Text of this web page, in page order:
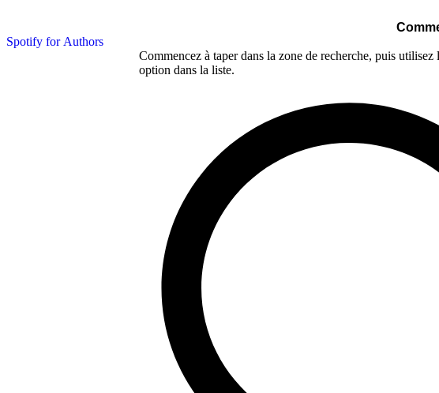
Spotify for Authors
Commencez à taper dans la zone de recherche, puis
option dans la liste.